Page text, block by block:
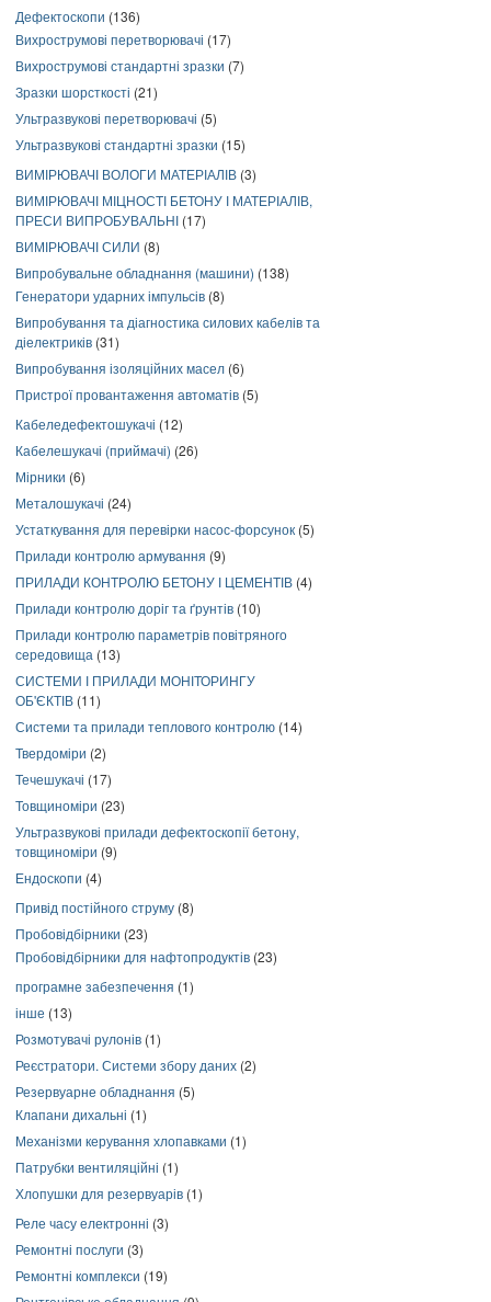
Дефектоскопи (136)
Вихрострумові перетворювачі (17)
Вихрострумові стандартні зразки (7)
Зразки шорсткості (21)
Ультразвукові перетворювачі (5)
Ультразвукові стандартні зразки (15)
ВИМІРЮВАЧІ ВОЛОГИ МАТЕРІАЛІВ (3)
ВИМІРЮВАЧІ МІЦНОСТІ БЕТОНУ І МАТЕРІАЛІВ,
ПРЕСИ ВИПРОБУВАЛЬНІ (17)
ВИМІРЮВАЧІ СИЛИ (8)
Випробувальне обладнання (машини) (138)
Генератори ударних імпульсів (8)
Випробування та діагностика силових кабелів та
діелектриків (31)
Випробування ізоляційних масел (6)
Пристрої провантаження автоматів (5)
Кабеледефектошукачі (12)
Кабелешукачі (приймачі) (26)
Мірники (6)
Металошукачі (24)
Устаткування для перевірки насос-форсунок (5)
Прилади контролю армування (9)
ПРИЛАДИ КОНТРОЛЮ БЕТОНУ І ЦЕМЕНТІВ (4)
Прилади контролю доріг та ґрунтів (10)
Прилади контролю параметрів повітряного
середовища (13)
СИСТЕМИ І ПРИЛАДИ МОНІТОРИНГУ
ОБ'ЄКТІВ (11)
Системи та прилади теплового контролю (14)
Твердоміри (2)
Течешукачі (17)
Товщиноміри (23)
Ультразвукові прилади дефектоскопії бетону,
товщиноміри (9)
Ендоскопи (4)
Привід постійного струму (8)
Пробовідбірники (23)
Пробовідбірники для нафтопродуктів (23)
програмне забезпечення (1)
інше (13)
Розмотувачі рулонів (1)
Реєстратори. Системи збору даних (2)
Резервуарне обладнання (5)
Клапани дихальні (1)
Механізми керування хлопавками (1)
Патрубки вентиляційні (1)
Хлопушки для резервуарів (1)
Реле часу електронні (3)
Ремонтні послуги (3)
Ремонтні комплекси (19)